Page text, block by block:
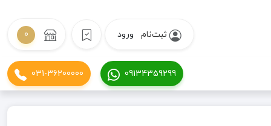
ثبت‌نام ورود 0
09134359299
031-36200000